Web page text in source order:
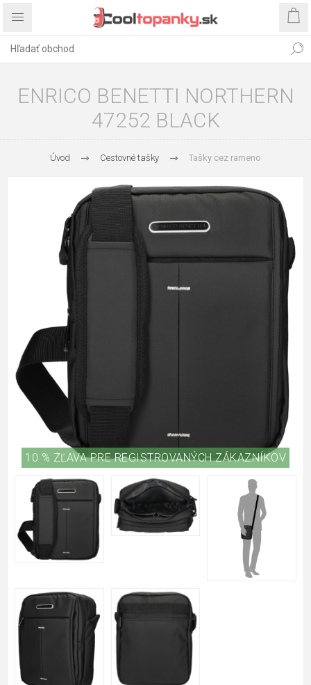
ENRICO BENETTI NORTHERN
47252 BLACK
Úvod Cestovné tašky Tašky cez rameno
10 % ZĽAVA PRE REGISTROVANÝCH ZÁKAZNÍKOV